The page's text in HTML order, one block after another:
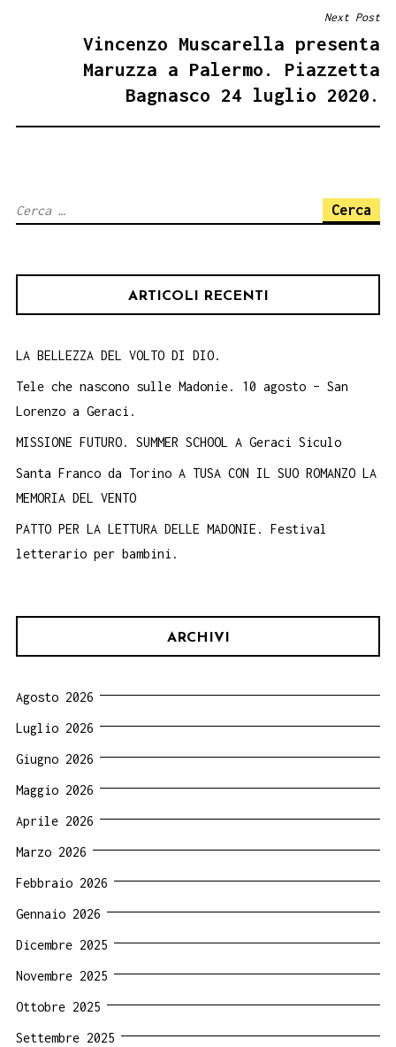
Next Post
Vincenzo Muscarella presenta
Maruzza a Palermo. Piazzetta
Bagnasco 24 luglio 2020.
Ricerca
ARTICOLI RECENTI
LA BELLEZZA DEL VOLTO DI DIO.
Tele che nascono sulle Madonie. 10 agosto – San
Lorenzo a Geraci.
MISSIONE FUTURO. SUMMER SCHOOL A Geraci Siculo
Santa Franco da Torino A TUSA CON IL SUO ROMANZO LA
MEMORIA DEL VENTO
PATTO PER LA LETTURA DELLE MADONIE. Festival
letterario per bambini.
ARCHIVI
Agosto 2026
Luglio 2026
Giugno 2026
Maggio 2026
Aprile 2026
Marzo 2026
Febbraio 2026
Gennaio 2026
Dicembre 2025
Novembre 2025
Ottobre 2025
Settembre 2025